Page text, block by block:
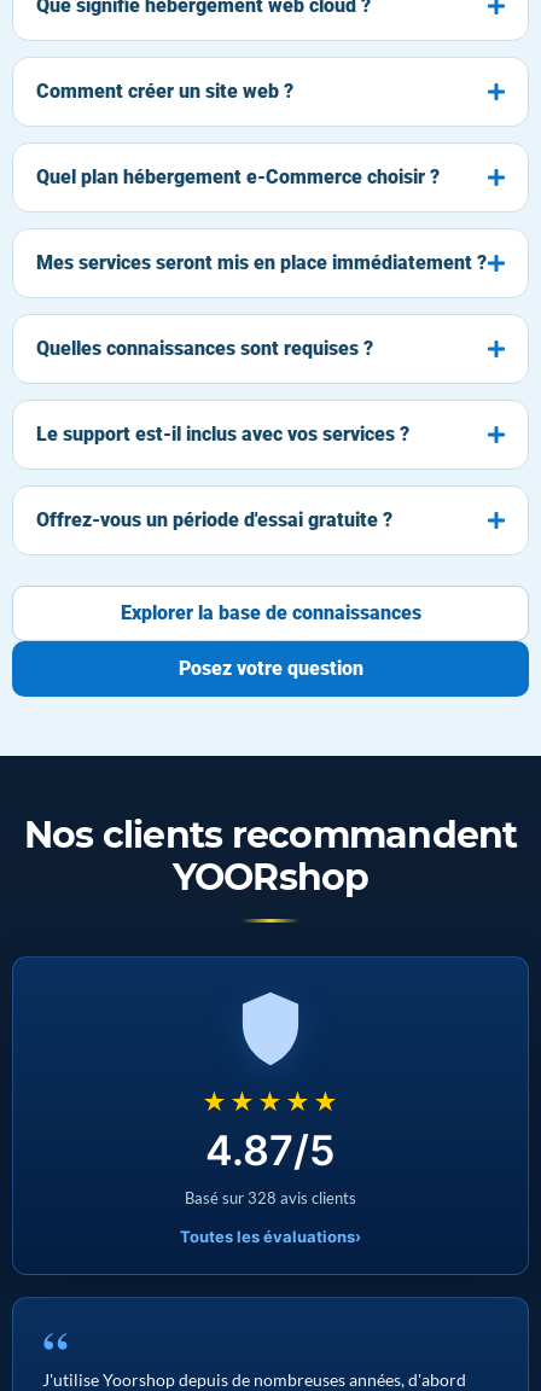
Que signifie hébergement web cloud ?
Comment créer un site web ?
Quel plan hébergement e-Commerce choisir ?
Mes services seront mis en place immédiatement ?
Quelles connaissances sont requises ?
Le support est-il inclus avec vos services ?
Offrez-vous un période d'essai gratuite ?
Explorer la base de connaissances
Posez votre question
Nos clients recommandent
YOORshop
★★★★★
4.87/5
Basé sur 328 avis clients
Toutes les évaluations›
“
J'utilise Yoorshop depuis de nombreuses années, d'abord